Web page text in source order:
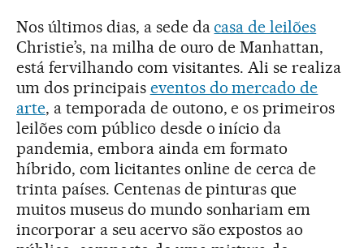
Nos últimos dias, a sede dacasa de leilões
Christie’s, na milha de ouro de Manhattan,
está fervilhando com visitantes. Ali se realiza
um dos principais eventos do mercado de
arte, a temporada de outono, e os primeiros
leilões com público desde o início da
pandemia, embora ainda em formato
híbrido, com licitantes online de cerca de
trinta países. Centenas de pinturas que
muitos museus do mundo sonhariam em
incorporar a seu acervo são expostos ao